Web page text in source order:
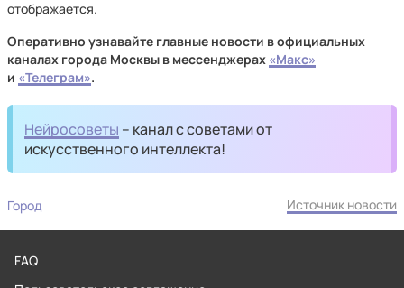
отображается.
Оперативно узнавайте главные новости в официальных
каналах города Москвы в мессенджерах «Макс»
и «Телеграм».
Нейросоветы – канал с советами от
искусственного интеллекта!
Город Источник новости
FAQ